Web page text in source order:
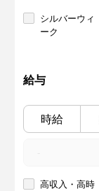
シルバーウィ
ーク
給与
時給
高収入・高時